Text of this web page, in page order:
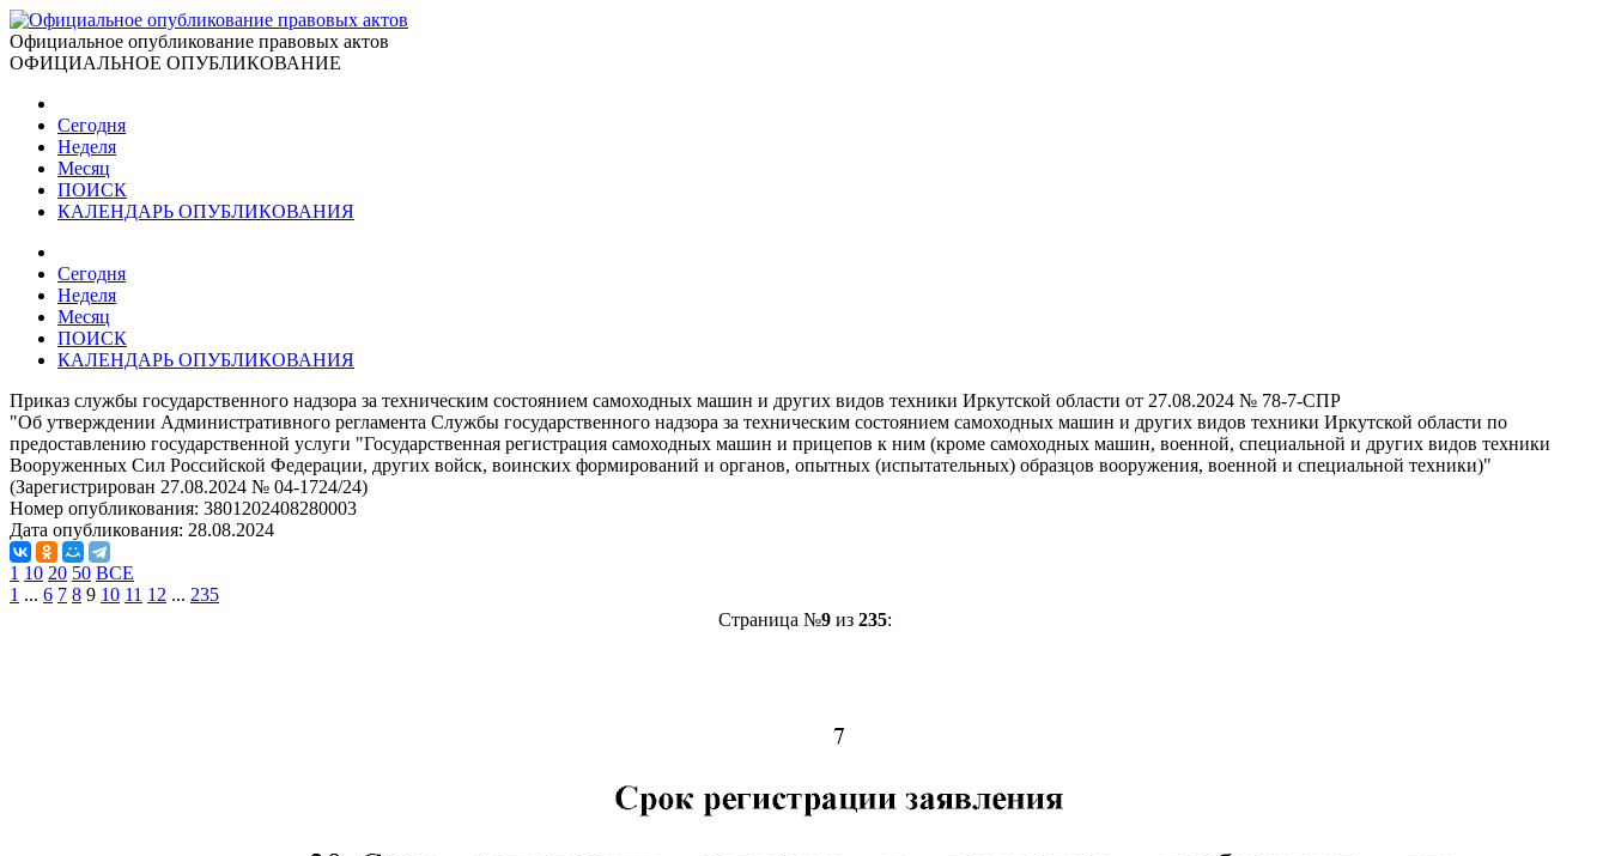
Официальное опубликование правовых актов
ОФИЦИАЛЬНОЕ ОПУБЛИКОВАНИЕ
Сегодня
Неделя
Месяц
ПОИСК
КАЛЕНДАРЬ ОПУБЛИКОВАНИЯ
Сегодня
Неделя
Месяц
ПОИСК
КАЛЕНДАРЬ ОПУБЛИКОВАНИЯ
Приказ службы государственного надзора за техническим состоянием самоходных машин и других видов техники Иркутской области от 27.08.2024 № 78-7-СПР
"Об утверждении Административного регламента Службы государственного надзора за техническим состоянием самоходных машин и других видов техники Иркутской области по
предоставлению государственной услуги "Государственная регистрация самоходных машин и прицепов к ним (кроме самоходных машин, военной, специальной и других видов техники
Вооруженных Сил Российской Федерации, других войск, воинских формирований и органов, опытных (испытательных) образцов вооружения, военной и специальной техники)"
(Зарегистрирован 27.08.2024 № 04-1724/24)
Номер опубликования: 3801202408280003
Дата опубликования: 28.08.2024
1 10 20 50 ВСЕ
1 ... 6 7 8 9 10 11 12 ... 235
Страница №9из 235: